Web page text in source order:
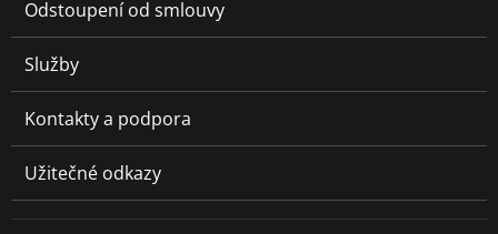
Odstoupení od smlouvy
Služby
Kontakty a podpora
Užitečné odkazy